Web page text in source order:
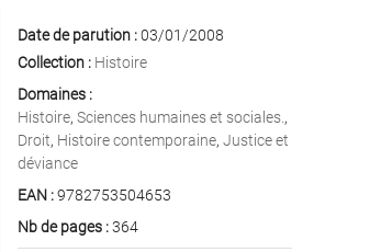
Date de parution :03/01/2008
Collection : Histoire
Domaines :
Histoire, Sciences humaines et sociales. ,
Droit, Histoire contemporaine, Justice et
déviance
EAN :9782753504653
Nb de pages :364